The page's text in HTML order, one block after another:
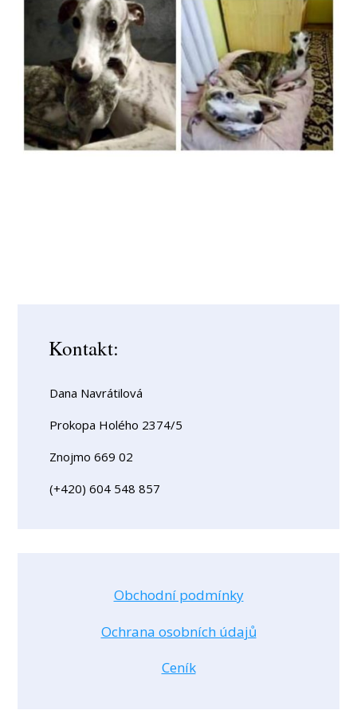
Kontakt:
Dana Navrátilová
Prokopa Holého 2374/5
Znojmo 669 02
(+420) 604 548 857
Obchodní podmínky
Ochrana osobních údajů
Ceník